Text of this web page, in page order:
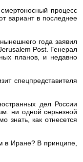
процесс
вариант в последнее
года заявил
Post. Генерал
планов, и недавно
спецпредставителя
дел России
ни одной серьезной
знать, как отнесется
в Иране? В принципе,